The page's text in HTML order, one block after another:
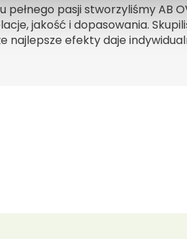
pełnego pasji stworzyliśmy AB
jakość i dopasowania.
najlepsze efekty daje